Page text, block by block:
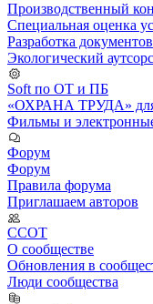
Производственный
Специальная оценка
Разработка
Экологический
Soft по ОТ и ПБ
«ОХРАНА ТРУДА»
Фильмы и
Форум
Форум
Правила форума
Приглашаем авторов
ССОТ
О сообществе
Обновления в
Люди сообщества